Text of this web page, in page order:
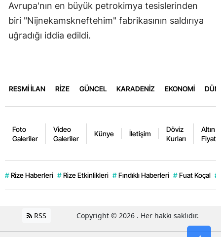
Avrupa'nın en büyük petrokimya tesislerinden
biri "Nijnekamskneftehim" fabrikasının saldırıya
uğradığı iddia edildi.
RESMİ İLAN RİZE GÜNCEL KARADENİZ EKONOMİ
Foto
Galeriler
Video
Galeriler
Künye İletişim
Döviz
Kurları
Altın
# Rize Haberleri # Rize Etkinlikleri # Fındıklı Haberleri # Fuat Koçal #
RSS Copyright © 2026 . Her hakkı saklıdır.